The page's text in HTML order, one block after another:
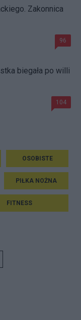
Zakonnica
96
biegała po willi
104
OSOBISTE
PIŁKA NOŻNA
FITNESS